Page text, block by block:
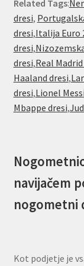
Related Tags:
dresi,
dresi,Italija Euro
dresi,
dresi,Real
Haaland dresi,
dresi,Lionel
Mbappe dresi,
navijačem
nogometni
Kot podjetje je